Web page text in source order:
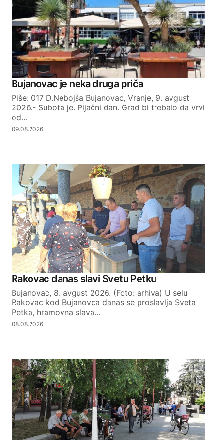
Comment*
Your Name
Your E-mail
Bujanovac je neka druga priča
Piše: 017 D.Nebojša Bujanovac, Vranje, 9. avgust
2026.- Subota je. Pijačni dan. Grad bi trebalo da vrvi
od…
09.08.2026.
Rakovac danas slavi Svetu Petku
Bujanovac, 8. avgust 2026. (Foto: arhiva) U selu
Rakovac kod Bujanovca danas se proslavlja Sveta
Petka, hramovna slava…
08.08.2026.